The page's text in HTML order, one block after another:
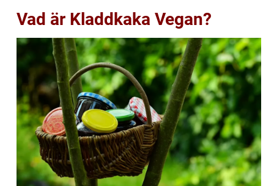
Vad är Kladdkaka Vegan?